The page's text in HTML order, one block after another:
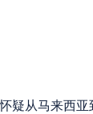
疑从马来西